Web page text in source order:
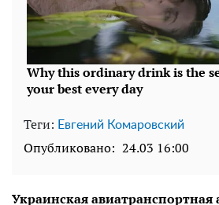
Теги: Евгений Комаровский
Опубликовано: 24.03 16:00
Украинская авиатранспортная